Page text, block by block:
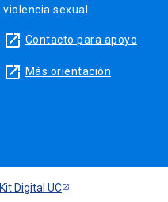
violencia sexual.
launch Contacto para apoyo
launch Más orientación
Kit Digital UC